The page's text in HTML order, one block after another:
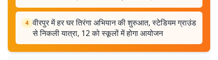
4 वीरपुर में हर घर तिरंगा अभियान की शुरुआत, स्टेडियम ग्राउंड
से निकली यात्रा, 12 को स्कूलों में होगा आयोजन